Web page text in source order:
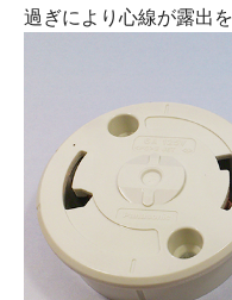
過ぎにより心線が露出